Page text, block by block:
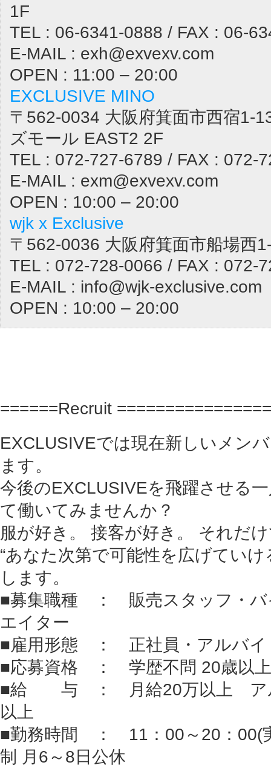
1F
TEL : 06-6341-0888 / FAX : 06-
E-MAIL : exh@exvexv.com
OPEN : 11:00 – 20:00
EXCLUSIVE MINO
〒562-0034 大阪府箕面市西宿1-
ズモール EAST2 2F
TEL : 072-727-6789 / FAX : 072-
E-MAIL : exm@exvexv.com
OPEN : 10:00 – 20:00
wjk x Exclusive
〒562-0036 大阪府箕面市船場西
TEL : 072-728-0066 / FAX : 072-
E-MAIL : info@wjk-exclusive.com
OPEN : 10:00 – 20:00
======Recruit
EXCLUSIVEでは現在新しいメン
ます。
今後のEXCLUSIVEを飛躍させる
て働いてみませんか？
服が好き。 接客が好き。 それだ
“あなた次第で可能性を広げていけ
します。
■募集職種 ： 販売スタッフ・バ
エイター
■雇用形態 ： 正社員・アルバイ
■応募資格 ： 学歴不問 20歳以上
■給 与 ： 月給20万以上 アル
以上
■勤務時間 ： 11：00～20：00(
制 月6～8日公休